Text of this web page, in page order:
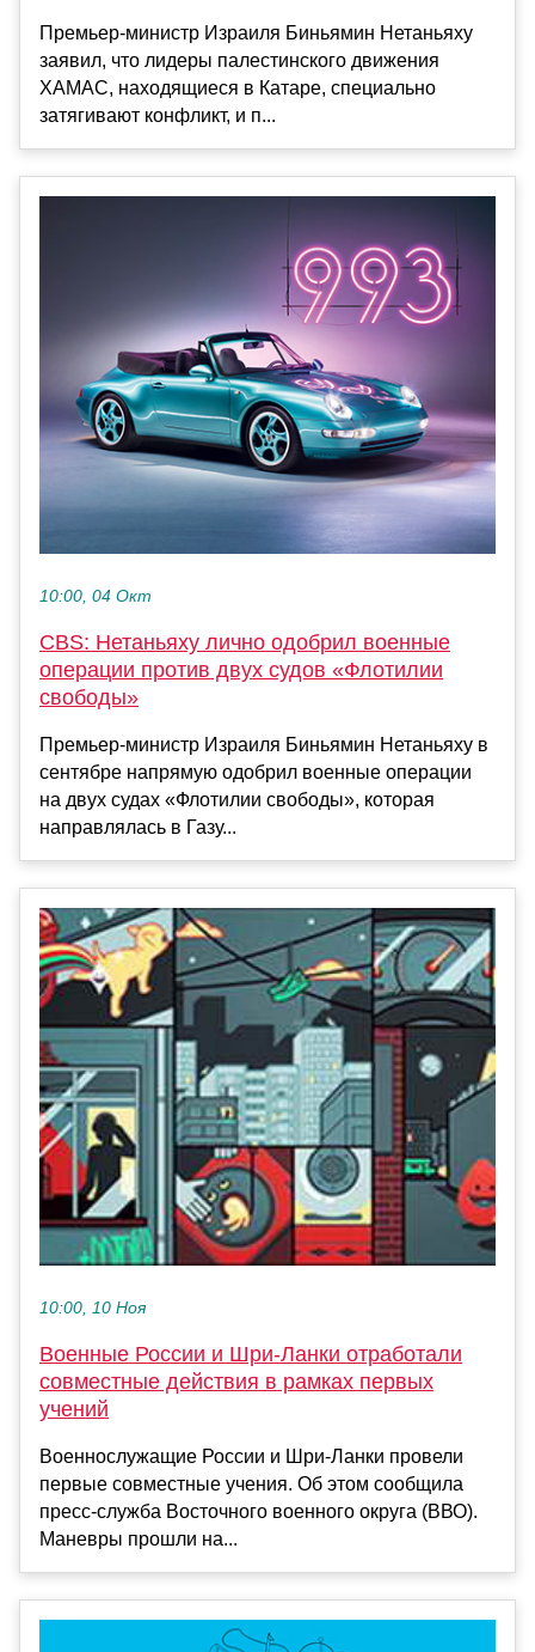
Премьер-министр Израиля Биньямин Нетаньяху
заявил, что лидеры палестинского движения
ХАМАС, находящиеся в Катаре, специально
затягивают конфликт, и п...
10:00, 04 Окт
CBS: Нетаньяху лично одобрил военные
операции против двух судов «Флотилии
свободы»
Премьер-министр Израиля Биньямин Нетаньяху в
сентябре напрямую одобрил военные операции
на двух судах «Флотилии свободы», которая
направлялась в Газу...
10:00, 10 Ноя
Военные России и Шри-Ланки отработали
совместные действия в рамках первых
учений
Военнослужащие России и Шри-Ланки провели
первые совместные учения. Об этом сообщила
пресс-служба Восточного военного округа (ВВО).
Маневры прошли на...